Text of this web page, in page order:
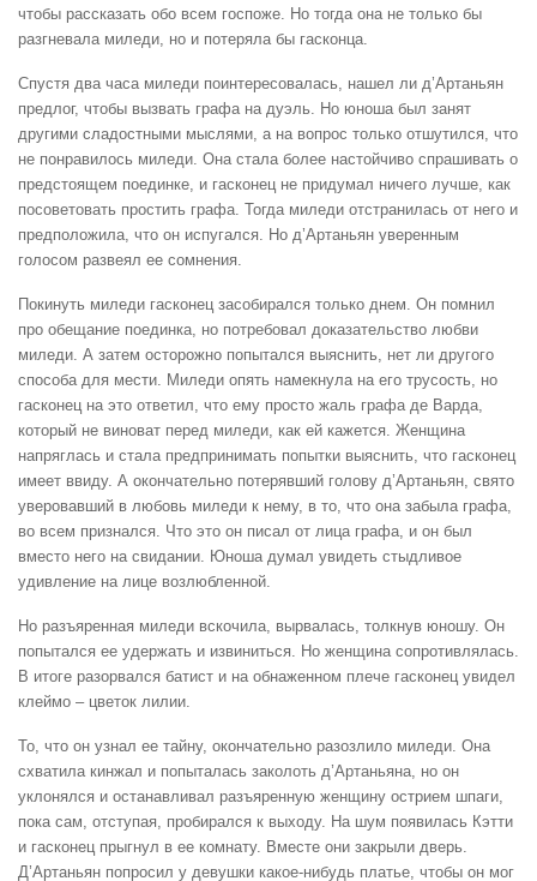
чтобы рассказать обо всем госпоже. Но тогда она не только бы
разгневала миледи, но и потеряла бы гасконца.
Спустя два часа миледи поинтересовалась, нашел ли д’Артаньян
предлог, чтобы вызвать графа на дуэль. Но юноша был занят
другими сладостными мыслями, а на вопрос только отшутился, что
не понравилось миледи. Она стала более настойчиво спрашивать о
предстоящем поединке, и гасконец не придумал ничего лучше, как
посоветовать простить графа. Тогда миледи отстранилась от него и
предположила, что он испугался. Но д’Артаньян уверенным
голосом развеял ее сомнения.
Покинуть миледи гасконец засобирался только днем. Он помнил
про обещание поединка, но потребовал доказательство любви
миледи. А затем осторожно попытался выяснить, нет ли другого
способа для мести. Миледи опять намекнула на его трусость, но
гасконец на это ответил, что ему просто жаль графа де Варда,
который не виноват перед миледи, как ей кажется. Женщина
напряглась и стала предпринимать попытки выяснить, что гасконец
имеет ввиду. А окончательно потерявший голову д’Артаньян, свято
уверовавший в любовь миледи к нему, в то, что она забыла графа,
во всем признался. Что это он писал от лица графа, и он был
вместо него на свидании. Юноша думал увидеть стыдливое
удивление на лице возлюбленной.
Но разъяренная миледи вскочила, вырвалась, толкнув юношу. Он
попытался ее удержать и извиниться. Но женщина сопротивлялась.
В итоге разорвался батист и на обнаженном плече гасконец увидел
клеймо – цветок лилии.
То, что он узнал ее тайну, окончательно разозлило миледи. Она
схватила кинжал и попыталась заколоть д’Артаньяна, но он
уклонялся и останавливал разъяренную женщину острием шпаги,
пока сам, отступая, пробирался к выходу. На шум появилась Кэтти
и гасконец прыгнул в ее комнату. Вместе они закрыли дверь.
Д’Артаньян попросил у девушки какое-нибудь платье, чтобы он мог